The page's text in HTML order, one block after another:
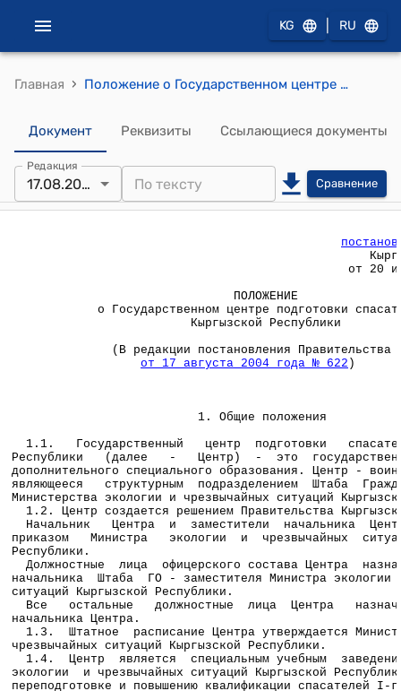
KG RU
Главная › Положение о Государственном центре подготовки спасателей Кыргызской Республики (Утверждено постановлением Правительства КР от 20 июня 2002 года № 388).
Документ Реквизиты Ссылающиеся документы
Редакция
17.08.2004 Сравнение